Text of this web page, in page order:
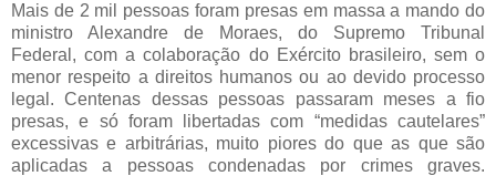
Mais de 2 mil pessoas foram presas em massa a mando do
ministro Alexandre de Moraes, do Supremo Tribunal
Federal, com a colaboração do Exército brasileiro, sem o
menor respeito a direitos humanos ou ao devido processo
legal. Centenas dessas pessoas passaram meses a fio
presas, e só foram libertadas com “medidas cautelares”
excessivas e arbitrárias, muito piores do que as que são
aplicadas a pessoas condenadas por crimes graves.